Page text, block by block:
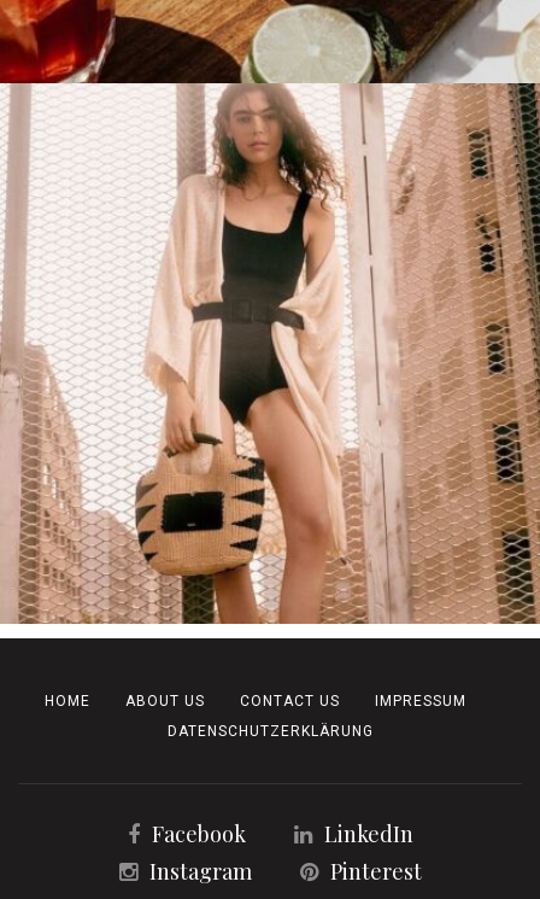
HOME ABOUT US CONTACT US
IMPRESSUM
DATENSCHUTZERKLÄRUNG
Facebook
LinkedIn
Instagram
Pinterest